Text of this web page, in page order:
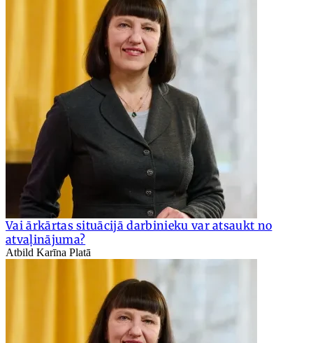
Vai ārkārtas situācijā darbinieku var atsaukt no
atvaļinājuma?
Atbild Karīna Platā